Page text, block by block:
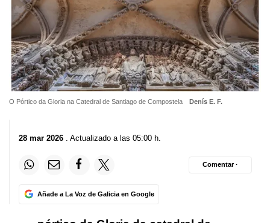
O Pórtico da Gloria na Catedral de Santiago de Compostela Denís E. F.
28 mar 2026 . Actualizado a las 05:00 h.
Añade a La Voz de Galicia en Google
Comentar ·